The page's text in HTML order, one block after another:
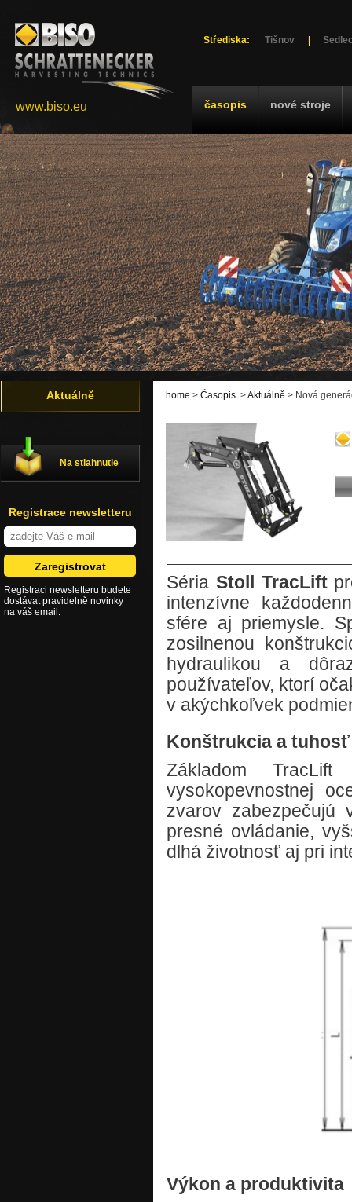
Střediska: Tišnov
časopis nové stroje
www.biso.eu
home > Časopis >Aktuálně > Nová
Séria Stoll TracLift
intenzívne
sfére aj priemysle.
zosilnenou
hydraulikou a
používateľov, ktorí
v akýchkoľvek
Konštrukcia a tuhosť
Základom
vysokopevnostnej
zvarov zabezpečujú
presné ovládanie,
dlhá životnosť aj pri
Výkon a produktivita
Aktuálně
Na stiahnutie
Registrace newsletteru
Registraci newsletteru budete
dostávat pravidelně novinky
na váš email.